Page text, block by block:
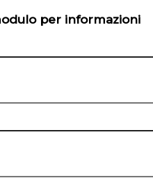
per informazioni